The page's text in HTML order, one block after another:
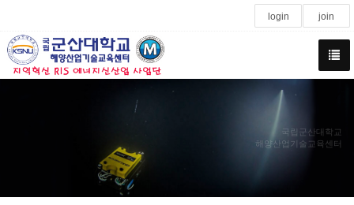
login join
국립군산대학교
해양산업기술교육센터